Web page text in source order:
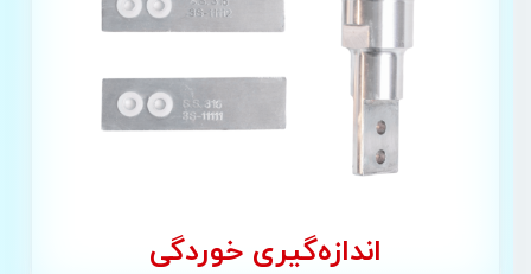
اندازه‌گیری خوردگی